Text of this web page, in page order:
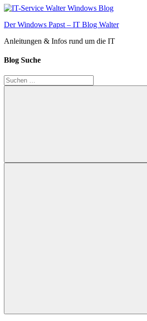
Zum
springen
Der Windows Papst – IT Blog Walter
Anleitungen & Infos rund um die IT
Blog Suche
Suchen
nach:
Suchen